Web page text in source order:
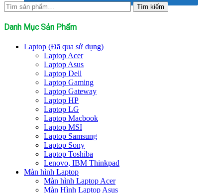
Tìm
kiếm:
Tìm kiếm
Danh Mục Sản Phẩm
Laptop (Đã qua sử dụng)
Laptop Acer
Laptop Asus
Laptop Dell
Laptop Gaming
Laptop Gateway
Laptop HP
Laptop LG
Laptop Macbook
Laptop MSI
Laptop Samsung
Laptop Sony
Laptop Toshiba
Lenovo, IBM Thinkpad
Màn hình Laptop
Màn hình Laptop Acer
Màn Hình Laptop Asus